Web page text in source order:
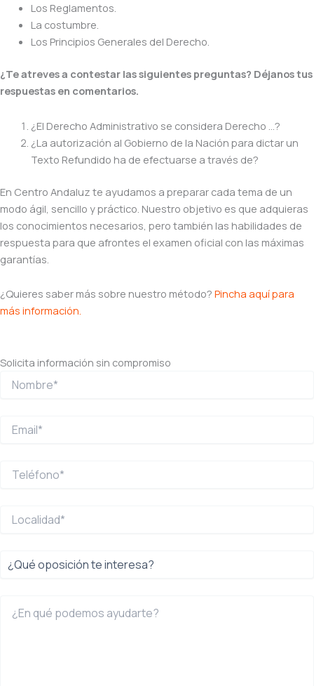
Los Reglamentos.
La costumbre.
Los Principios Generales del Derecho.
¿Te atreves a contestar las siguientes preguntas? Déjanos tus
respuestas en comentarios.
¿El Derecho Administrativo se considera Derecho …?
¿La autorización al Gobierno de la Nación para dictar un
Texto Refundido ha de efectuarse a través de?
En Centro Andaluz te ayudamos a preparar cada tema de un
modo ágil, sencillo y práctico. Nuestro objetivo es que adquieras
los conocimientos necesarios, pero también las habilidades de
respuesta para que afrontes el examen oficial con las máximas
garantías.
¿Quieres saber más sobre nuestro método? Pincha aquí para
más información.
Solicita información sin compromiso